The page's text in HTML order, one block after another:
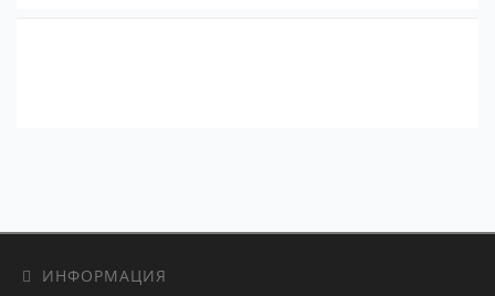
ИНФОРМАЦИЯ